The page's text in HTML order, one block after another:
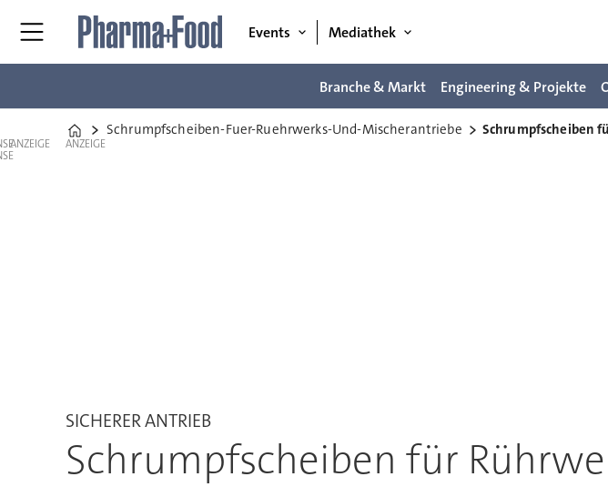
Events Mediathek
Branche & Markt Engineering & Projekte
Home
Schrumpfscheiben-Fuer-Ruehrwerks-Und-Mischerantriebe Schrumpfscheiben
ANZEIGE ANZEIGE
SICHERER ANTRIEB
Schrumpfscheiben für